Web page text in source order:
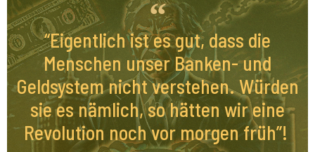
“Eigentlich ist es gut, dass die
Menschen unser Banken- und
Geldsystem nicht verstehen. Würden
sie es nämlich, so hätten wir eine
Revolution noch vor morgen früh”!